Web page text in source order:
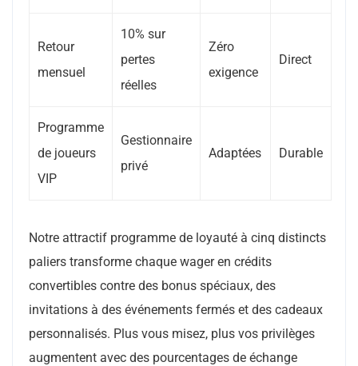
Retour
mensuel
10% sur
pertes
réelles
Zéro
exigence
Direct
Programme
de joueurs
VIP
Gestionnaire
privé
Adaptées Durable
Notre attractif programme de loyauté à cinq distincts
paliers transforme chaque wager en crédits
convertibles contre des bonus spéciaux, des
invitations à des événements fermés et des cadeaux
personnalisés. Plus vous misez, plus vos privilèges
augmentent avec des pourcentages de échange